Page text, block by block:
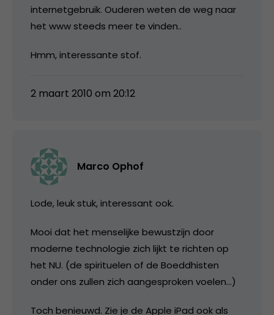
internetgebruik. Ouderen weten de weg naar
het www steeds meer te vinden..
Hmm, interessante stof.
2 maart 2010 om 20:12
Marco Ophof
Lode, leuk stuk, interessant ook.
Mooi dat het menselijke bewustzijn door
moderne technologie zich lijkt te richten op
het NU. (de spirituelen of de Boeddhisten
onder ons zullen zich aangesproken voelen…)
Toch benieuwd. Zie je de Apple iPad ook als